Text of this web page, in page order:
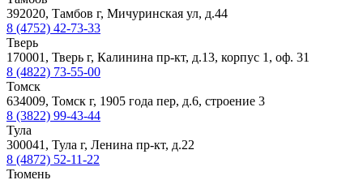
392020, Тамбов г, Мичуринская ул, д.44
8 (4752) 42-73-33
Тверь
170001, Тверь г, Калинина пр-кт, д.13, корпус 1, оф. 31
8 (4822) 73-55-00
Томск
634009, Томск г, 1905 года пер, д.6, строение 3
8 (3822) 99-43-44
Тула
300041, Тула г, Ленина пр-кт, д.22
8 (4872) 52-11-22
Тюмень